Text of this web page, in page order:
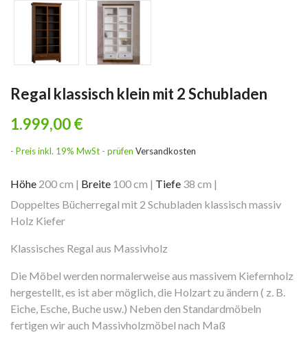
Regal klassisch klein mit 2 Schubladen
1.999,00 €
- Preis inkl. 19% MwSt - prüfen Versandkosten
Höhe 200 cm | Breite 100 cm | Tiefe 38 cm |
Doppeltes Bücherregal mit 2 Schubladen klassisch massiv
Holz Kiefer
Klassisches Regal aus Massivholz
Die Möbel werden normalerweise aus massivem Kiefernholz
hergestellt, es ist aber möglich, die Holzart zu ändern ( z. B.
Eiche, Esche, Buche usw.) Neben den Standardmöbeln
fertigen wir auch Massivholzmöbel nach Maß